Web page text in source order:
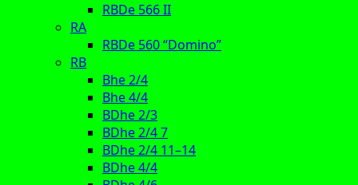
RBDe 566 II
RA
RBDe 560 “Domino”
RB
Bhe 2/4
Bhe 4/4
BDhe 2/3
BDhe 2/4 7
BDhe 2/4 11–14
BDhe 4/4